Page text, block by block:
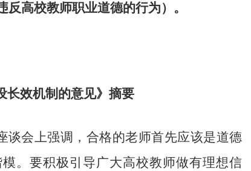
高校教师职业道德的行为）。
长效机制的意见》摘要
谈会上强调，合格的老师首先应该是道德
。要积极引导广大高校教师做有理想信